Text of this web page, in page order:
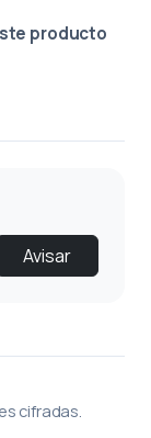
producto
Avisar
cifradas.